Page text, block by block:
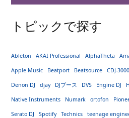
トピックで探す
Ableton AKAI Professional AlphaTheta
Apple Music Beatport Beatsource CDJ-3000
Denon DJ djay DJブース DVS Engine DJ
Native Instruments Numark ortofon
Serato DJ Spotify Technics teenage